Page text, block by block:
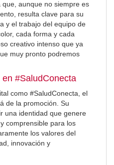
aunque no siempre es
resulta clave para su
y el trabajo del equipo de
cada forma y cada
creativo intenso que ya
muy pronto podremos
#SaludConecta
como #SaludConecta, el
de la promoción. Su
una identidad que genere
comprensible para los
los valores del
innovación y